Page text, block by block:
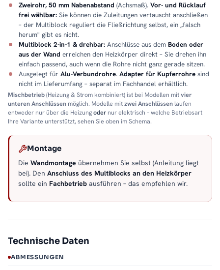
Zweirohr, 50 mm Nabenabstand (Achsmaß). Vor- und Rücklauf
frei wählbar: Sie können die Zuleitungen vertauscht anschließen
– der Multiblock reguliert die Fließrichtung selbst, ein „falsch
herum" gibt es nicht.
Multiblock 2-in-1 & drehbar: Anschlüsse aus dem Boden oder
aus der Wand erreichen den Heizkörper direkt – Sie drehen ihn
einfach passend, auch wenn die Rohre nicht ganz gerade sitzen.
Ausgelegt für Alu-Verbundrohre. Adapter für Kupferrohre sind
nicht im Lieferumfang – separat im Fachhandel erhältlich.
Mischbetrieb(Heizung & Strom kombiniert) ist bei Modellen mitvier
unteren Anschlüssen möglich. Modelle mitzwei Anschlüssen laufen
entweder nur über die Heizungoder nur elektrisch – welche Betriebsart
Ihre Variante unterstützt, sehen Sie oben im Schema.
Montage
Die Wandmontage übernehmen Sie selbst (Anleitung liegt
bei). Den Anschluss des Multiblocks an den Heizkörper
sollte ein Fachbetrieb ausführen – das empfehlen wir.
Technische Daten
ABMESSUNGEN